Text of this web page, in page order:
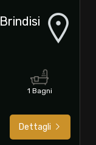
Brindisi
1 Bagni
Dettagli